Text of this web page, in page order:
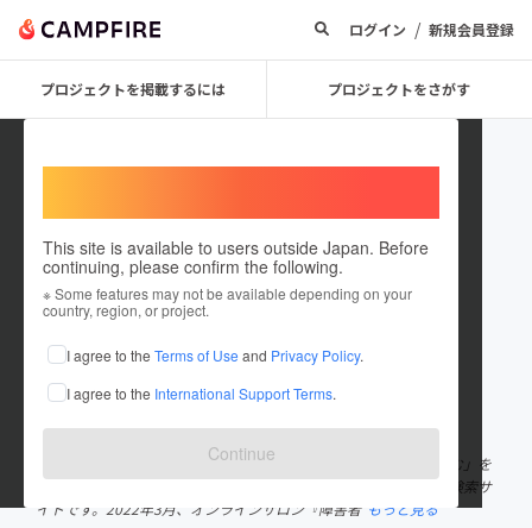
ログイン / 新規会員登録
プロジェクトを掲載するには プロジェクトをさがす
This site is available to users outside Japan. Before
continuing, please confirm the following.
※ Some features may not be available depending on your
country, region, or project.
I agree to the Terms of Use and Privacy Policy.
I agree to the International Support Terms.
Continue
shohgaisha_com
これまでに26回支援して3件のプロジェクトを投稿しています
在住国：日本 現在地：未設定
出身国：日本 出身地：未設定
『障害者ドットコム』は障害がある方の「働く」「暮らす」「育む」を
応援する障害福祉情報Webメディア／障害福祉サービス事業所の検索サ
イトです。2022年3月、オンラインサロン『障害者 もっと見る